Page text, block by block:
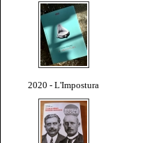
2020 - L'Impostura